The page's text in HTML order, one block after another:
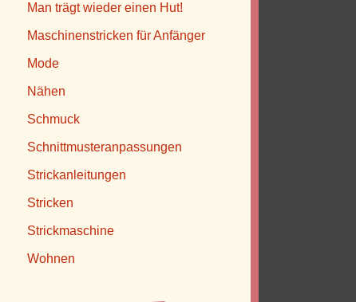
Man trägt wieder einen Hut!
Maschinenstricken für Anfänger
Mode
Nähen
Schmuck
Schnittmusteranpassungen
Strickanleitungen
Stricken
Strickmaschine
Wohnen